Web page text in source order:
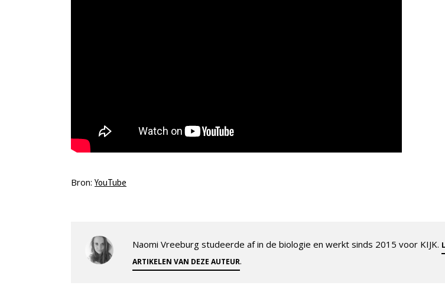
Bron: YouTube
Naomi Vreeburg studeerde af in de biologie en werkt sinds 2015 voor KIJK.
ARTIKELEN VAN DEZE AUTEUR.